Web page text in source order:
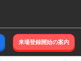
来場登録開始の案内